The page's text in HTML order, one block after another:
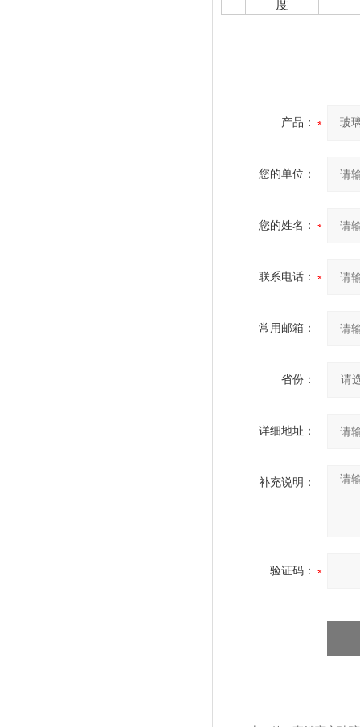
度
产品：
您的单位：
您的姓名：
联系电话：
常用邮箱：
省份：
详细地址：
补充说明：
验证码：